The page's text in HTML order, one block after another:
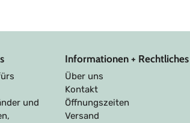
und
Informationen + Rechtliches
Über uns
Kontakt
Öffnungszeiten
Versand